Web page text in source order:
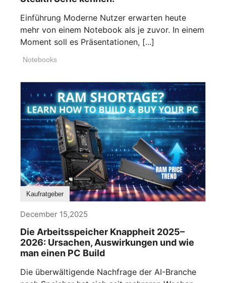
Einführung Moderne Nutzer erwarten heute
mehr von einem Notebook als je zuvor. In einem
Moment soll es Präsentationen, [...]
Notebooks
Kaufratgeber
December 15,2025
Die Arbeitsspeicher Knappheit 2025–
2026: Ursachen, Auswirkungen und wie
man einen PC Build
Die überwältigende Nachfrage der AI-Branche